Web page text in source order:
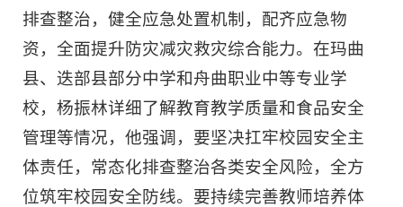
排查整治，健全应急处置机制，配齐应急物
资，全面提升防灾减灾救灾综合能力。在玛曲
县、迭部县部分中学和舟曲职业中等专业学
校，杨振林详细了解教育教学质量和食品安全
管理等情况，他强调，要坚决扛牢校园安全主
体责任，常态化排查整治各类安全风险，全方
位筑牢校园安全防线。要持续完善教师培养体